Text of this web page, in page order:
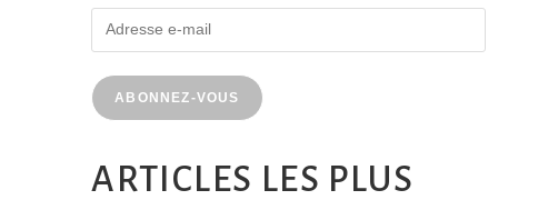
ABONNEZ-VOUS
ARTICLES LES PLUS